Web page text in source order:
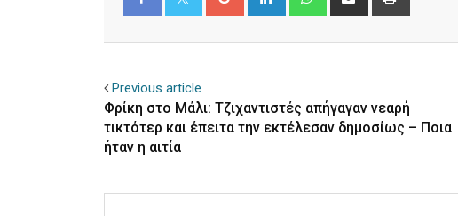
Previous article
Φρίκη στο Μάλι: Τζιχαντιστές απήγαγαν νεαρή
τικτότερ και έπειτα την εκτέλεσαν δημοσίως – Ποια
ήταν η αιτία